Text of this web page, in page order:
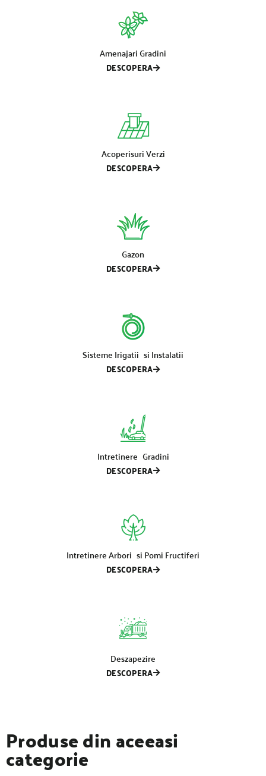
Amenajari Gradini
DESCOPERA
Acoperisuri Verzi
DESCOPERA
Gazon
DESCOPERA
Sisteme Irigatii si Instalatii
DESCOPERA
Intretinere Gradini
DESCOPERA
Intretinere Arbori si Pomi Fructiferi
DESCOPERA
Deszapezire
DESCOPERA
Produse din aceeasi
categorie